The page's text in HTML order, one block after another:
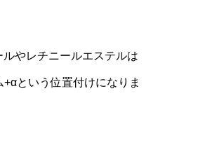
やレチニールエステルは
という位置付けになりま